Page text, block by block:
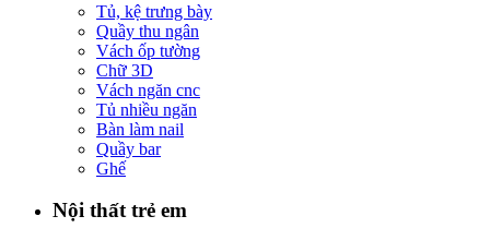
Tủ, kệ trưng bày
Quầy thu ngân
Vách ốp tường
Chữ 3D
Vách ngăn cnc
Tủ nhiều ngăn
Bàn làm nail
Quầy bar
Ghế
Nội thất trẻ em